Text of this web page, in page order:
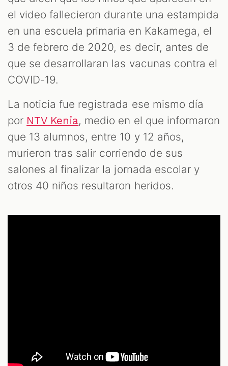
el video fallecieron durante una estampida
en una escuela primaria en Kakamega, el
3 de febrero de 2020, es decir, antes de
que se desarrollaran las vacunas contra el
COVID-19.
La noticia fue registrada ese mismo día
por NTV Kenia, medio en el que informaron
que 13 alumnos, entre 10 y 12 años,
murieron tras salir corriendo de sus
salones al finalizar la jornada escolar y
otros 40 niños resultaron heridos.